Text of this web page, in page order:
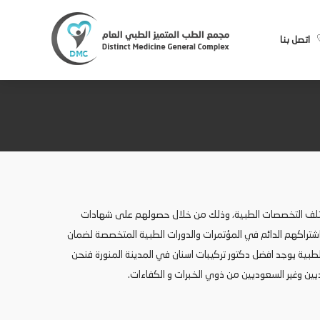
اتصل بنا
التخصصات الطبية، وذلك من خلال حصولهم على شهادات
الدائم في المؤتمرات والدورات الطبية المتخصصة لضمان
يوجد افضل دكتور تركيبات اسنان في المدينة المنورة فنحن
وغير السعوديين من ذوي الخبرات و الكفاءات.